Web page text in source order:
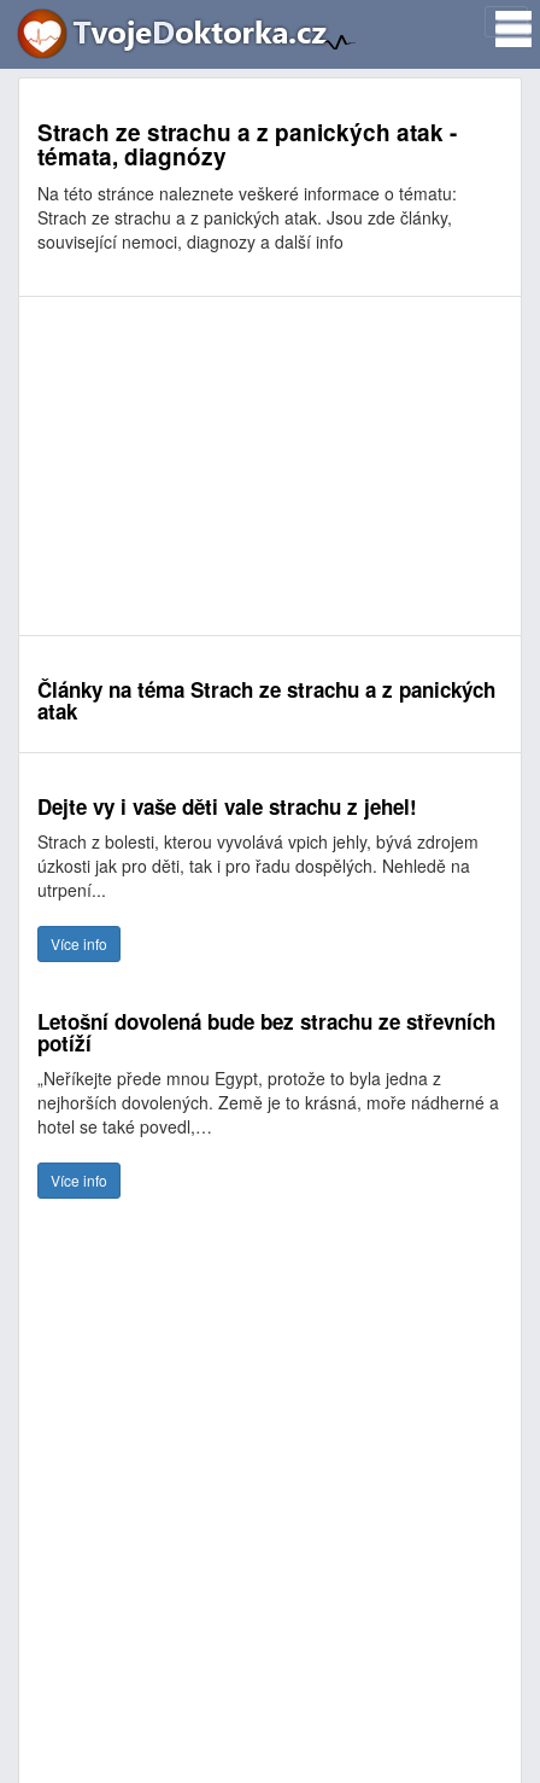
Strach ze strachu a z panických atak -
témata, diagnózy
Na této stránce naleznete veškeré informace o tématu:
Strach ze strachu a z panických atak. Jsou zde články,
související nemoci, diagnozy a další info
Články na téma Strach ze strachu a z panických
atak
Dejte vy i vaše děti vale strachu z jehel!
Strach z bolesti, kterou vyvolává vpich jehly, bývá zdrojem
úzkosti jak pro děti, tak i pro řadu dospělých. Nehledě na
utrpení...
Více info
Letošní dovolená bude bez strachu ze střevních
potíží
„Neříkejte přede mnou Egypt, protože to byla jedna z
nejhorších dovolených. Země je to krásná, moře nádherné a
hotel se také povedl,…
Více info